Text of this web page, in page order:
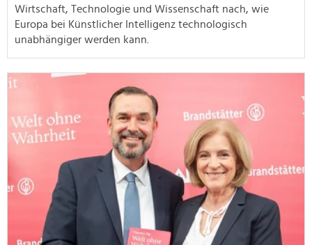
Wirtschaft, Technologie und Wissenschaft nach, wie
Europa bei Künstlicher Intelligenz technologisch
unabhängiger werden kann.